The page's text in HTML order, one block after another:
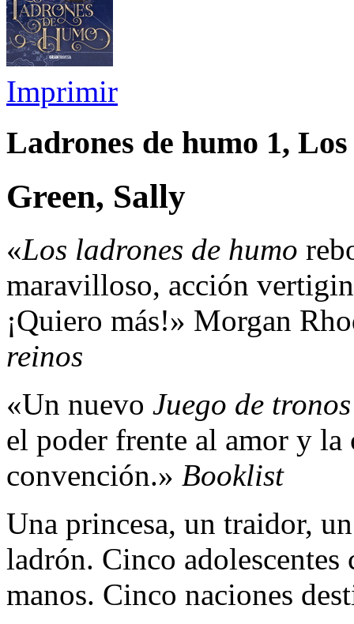
Imprimir
Ladrones de humo 1,
Green, Sally
«Los ladrones de humo
maravilloso, acción
¡Quiero más!» Morgan
reinos
«Un nuevo Juego de tronos
el poder frente al amor y
convención.» Booklist
Una princesa, un traidor,
ladrón. Cinco
manos. Cinco naciones